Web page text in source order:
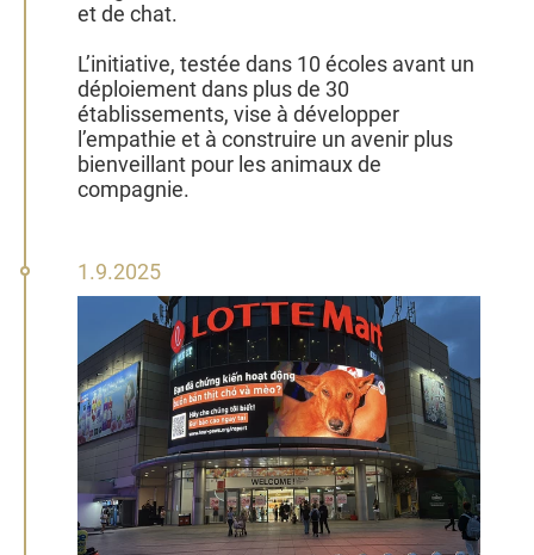
et de chat.
L’initiative, testée dans 10 écoles avant un
déploiement dans plus de 30
établissements, vise à développer
l’empathie et à construire un avenir plus
bienveillant pour les animaux de
compagnie.
1
septembre
1.9.2025